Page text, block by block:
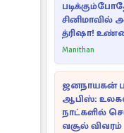
சினிமாவில்
த்ரிஷா!
பகிர்ந்த
Manithan
ஜனநாயகன்
ஆபிஸ்:
நாட்களில்
வசூல் விவரம்